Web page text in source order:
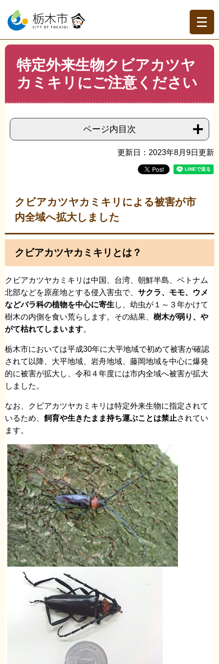
ー
の
先
ニ
ー
を
本
トップページ >分類でさがす > くらしの情報 >ごみ・衛
>害獣・害虫 > 特定外来生物クビアカツヤカミキリにご
注意ください
特定外来生物クビアカツヤ
カミキリにご注意ください
ページ内目次
更新日：2023年8月9日更新
クビアカツヤカミキリによる被害が市
内全域へ拡大しました
クビアカツヤカミキリとは？
クビアカツヤカミキリは中国、台湾、朝鮮半島、ベトナム
北部などを原産地とする侵入害虫で、 サクラ、モモ、ウメ
などバラ科の植物を中心に寄生 し、幼虫が１～３年かけて
樹木の内側を食い荒らします。その結果、 樹木が弱り、や
がて枯れてしまいます。
栃木市においては平成30年に大平地域で初めて被害が確認
されて以降、大平地域、岩舟地域、藤岡地域を中心に爆発
的に被害が拡大し、令和４年度には市内全域へ被害が拡大
しました。
なお、クビアカツヤカミキリは特定外来生物に指定されて
いるため、 飼育や生きたまま持ち運ぶことは禁止されてい
ます。